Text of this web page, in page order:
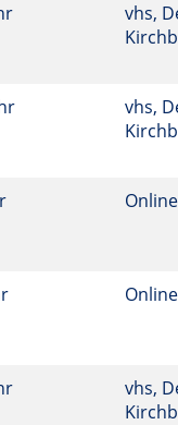
vhs,
vhs,
vhs,